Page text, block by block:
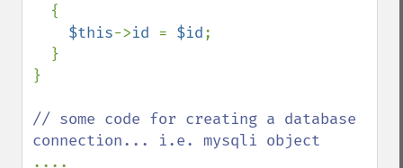
$this->id = $id;
}
// some code for creating a database